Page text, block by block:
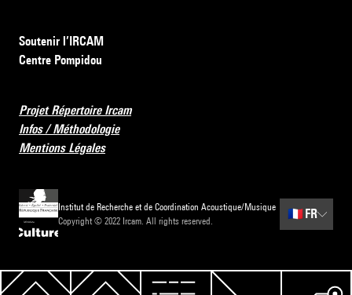
Soutenir l’IRCAM
Centre Pompidou
Projet Répertoire Ircam
Infos / Méthodologie
Mentions Légales
Institut de Recherche et de Coordination Acoustique/Musique
Copyright © 2022 Ircam. All rights reserved.
🇫🇷 FR